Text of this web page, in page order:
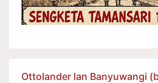
Ottolander lan Banyuwangi